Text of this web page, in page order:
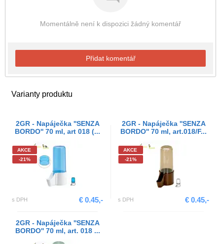
Momentálně není k dispozici žádný komentář
Přidat komentář
Varianty produktu
2GR - Napáječka ''SENZA
BORDO'' 70 ml, art 018 (...
AKCE
-21%
s DPH € 0.45,-
2GR - Napáječka ''SENZA
BORDO'' 70 ml, art.018/F...
AKCE
-21%
s DPH € 0.45,-
2GR - Napáječka ''SENZA
BORDO'' 70 ml, art. 018 ...